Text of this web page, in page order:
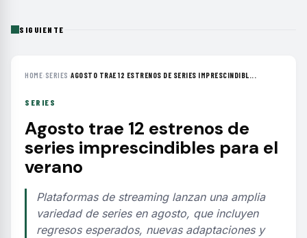
SIGUIENTE
HOME› SERIES ›AGOSTO TRAE 12 ESTRENOS DE SERIES IMPRESCINDIBL...
SERIES
Agosto trae 12 estrenos de
series imprescindibles para el
verano
Plataformas de streaming lanzan una amplia
variedad de series en agosto, que incluyen
regresos esperados, nuevas adaptaciones y